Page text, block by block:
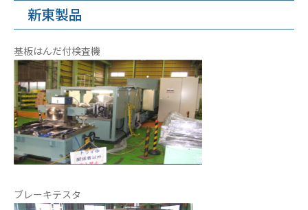
新東製品
基板はんだ付検査機
ブレーキテスタ